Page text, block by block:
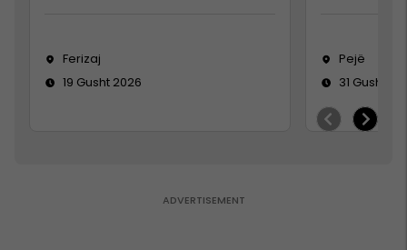
Ferizaj
19 Gusht 2026
Pejë
31 Gusht